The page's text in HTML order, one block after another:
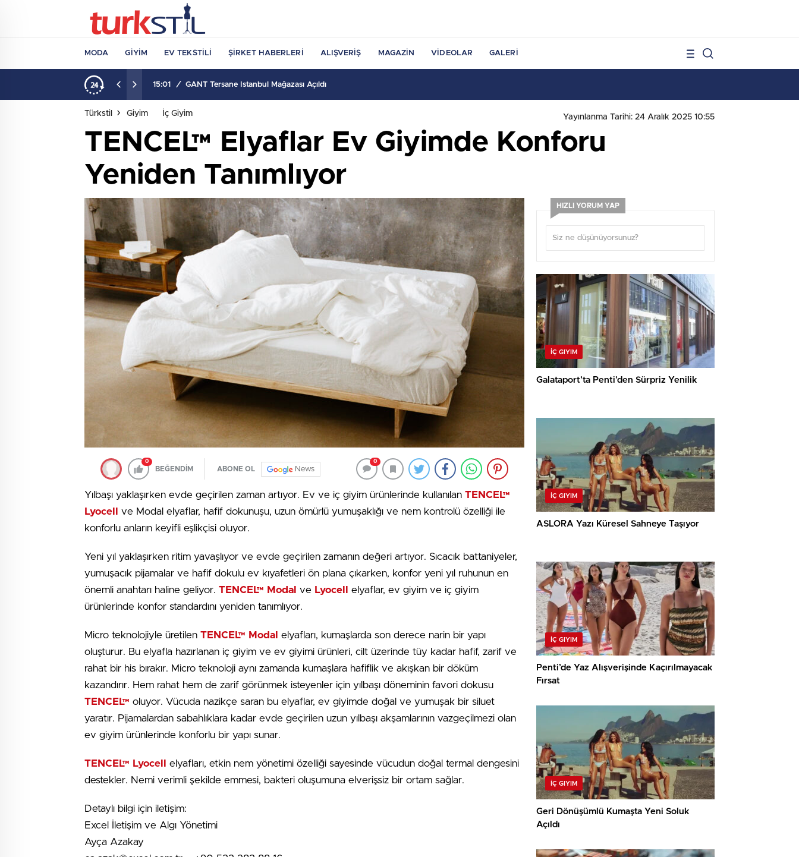
MODA GIYIM EV TEKSTILI ŞIRKET HABERLERI ALIŞVERIŞ MAGAZIN VIDEOLAR GALERI
15:01 / GANT Tersane İstanbul Mağazası Açıldı
Türkstil Giyim İç Giyim Yayınlanma Tarihi: 24 Aralık 2025 10:55
TENCEL™ Elyaflar Ev Giyimde Konforu
Yeniden Tanımlıyor
0
BEĞENDİM ABONE OL News
0
Yılbaşı yaklaşırken evde geçirilen zaman artıyor. Ev ve iç giyim ürünlerinde kullanılan TENCEL™
Lyocell
ve Modal elyaflar, hafif dokunuşu, uzun ömürlü yumuşaklığı ve nem kontrolü özelliği ile
konforlu anların keyifli eşlikçisi oluyor.
Yeni yıl yaklaşırken ritim yavaşlıyor ve evde geçirilen zamanın değeri artıyor. Sıcacık battaniyeler,
yumuşacık pijamalar ve hafif dokulu ev kıyafetleri ön plana çıkarken, konfor yeni yıl ruhunun en
önemli anahtarı haline geliyor. TENCEL™ Modal ve Lyocell
elyaflar, ev giyim ve iç giyim
ürünlerinde konfor standardını yeniden tanımlıyor.
Micro teknolojiyle üretilen TENCEL™ Modal elyafları, kumaşlarda son derece narin bir yapı
oluşturur. Bu elyafla hazırlanan iç giyim ve ev giyimi ürünleri, cilt üzerinde tüy kadar hafif, zarif ve
rahat bir his bırakır. Micro teknoloji aynı zamanda kumaşlara hafiflik ve akışkan bir döküm
kazandırır. Hem rahat hem de zarif görünmek isteyenler için yılbaşı döneminin favori dokusu
TENCEL™ oluyor. Vücuda nazikçe saran bu elyaflar, ev giyimde doğal ve yumuşak bir siluet
yaratır. Pijamalardan sabahlıklara kadar evde geçirilen uzun yılbaşı akşamlarının vazgeçilmezi olan
ev giyim ürünlerinde konforlu bir yapı sunar.
TENCEL™ Lyocell
elyafları, etkin nem yönetimi özelliği sayesinde vücudun doğal termal dengesini
destekler. Nemi verimli şekilde emmesi, bakteri oluşumuna elverişsiz bir ortam sağlar.
Detaylı bilgi için iletişim:
Excel İletişim ve Algı Yönetimi
Ayça Azakay
HIZLI YORUM YAP
İÇ GIYIM
Galataport’ta Penti’den Sürpriz Yenilik
İÇ GIYIM
ASLORA Yazı Küresel Sahneye Taşıyor
İÇ GIYIM
Penti’de Yaz Alışverişinde Kaçırılmayacak
Fırsat
İÇ GIYIM
Geri Dönüşümlü Kumaşta Yeni Soluk
Açıldı